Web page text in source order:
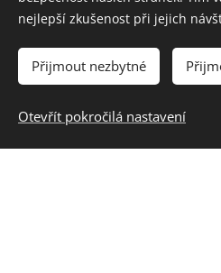
nejlepší zkušenost při jejich
Přijmout nezbytné
Otevřít pokročilá nastavení